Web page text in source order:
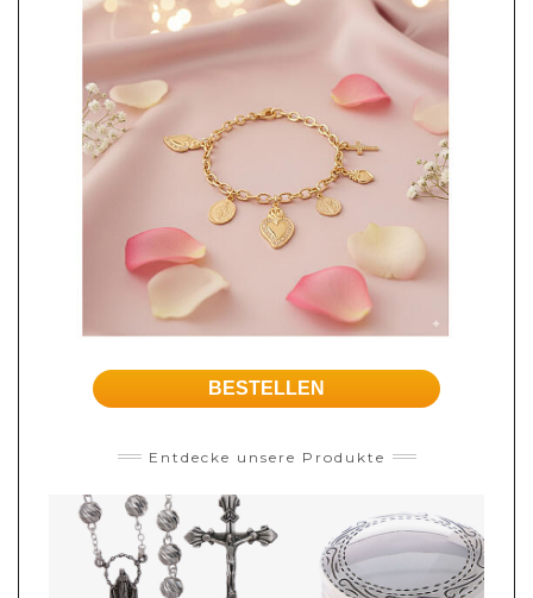
BESTELLEN
Entdecke unsere Produkte